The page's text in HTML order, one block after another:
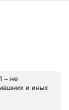
– не
и иных